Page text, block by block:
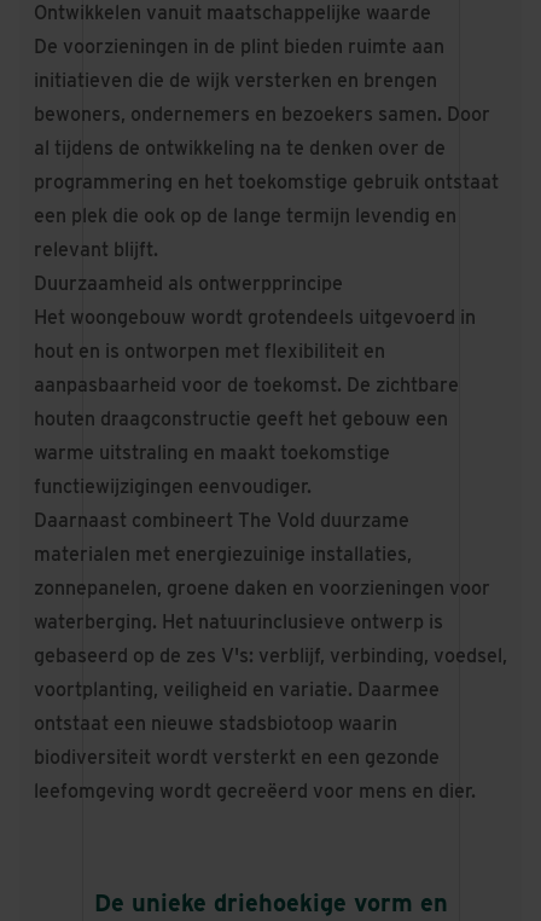
Ontwikkelen vanuit maatschappelijke waarde
De voorzieningen in de plint bieden ruimte aan
initiatieven die de wijk versterken en brengen
bewoners, ondernemers en bezoekers samen. Door
al tijdens de ontwikkeling na te denken over de
programmering en het toekomstige gebruik ontstaat
een plek die ook op de lange termijn levendig en
relevant blijft.
Duurzaamheid als ontwerpprincipe
Het woongebouw wordt grotendeels uitgevoerd in
hout en is ontworpen met flexibiliteit en
aanpasbaarheid voor de toekomst. De zichtbare
houten draagconstructie geeft het gebouw een
warme uitstraling en maakt toekomstige
functiewijzigingen eenvoudiger.
Daarnaast combineert The Vold duurzame
materialen met energiezuinige installaties,
zonnepanelen, groene daken en voorzieningen voor
waterberging. Het natuurinclusieve ontwerp is
gebaseerd op de zes V's: verblijf, verbinding, voedsel,
voortplanting, veiligheid en variatie. Daarmee
ontstaat een nieuwe stadsbiotoop waarin
biodiversiteit wordt versterkt en een gezonde
leefomgeving wordt gecreëerd voor mens en dier.
De unieke driehoekige vorm en